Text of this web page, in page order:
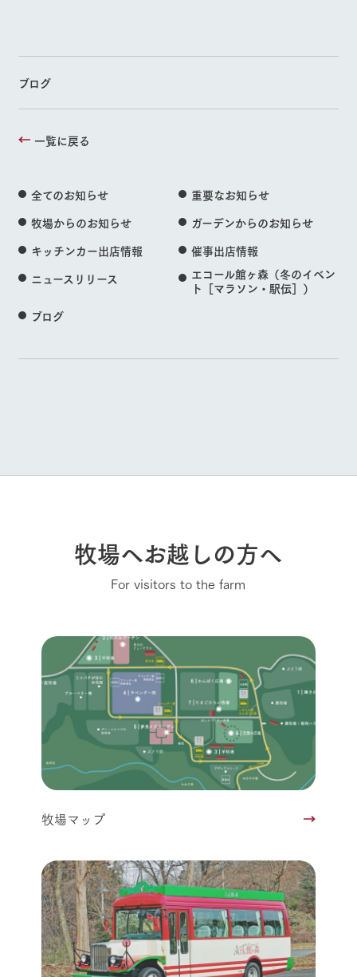
ブログ
一覧に戻る
全てのお知らせ
重要なお知らせ
牧場からのお知らせ
ガーデンからのお知らせ
キッチンカー出店情報
催事出店情報
ニュースリリース
エコール館ヶ森（冬のイベン
ト［マラソン・駅伝］）
ブログ
牧場へお越しの方へ
For visitors to the farm
牧場マップ